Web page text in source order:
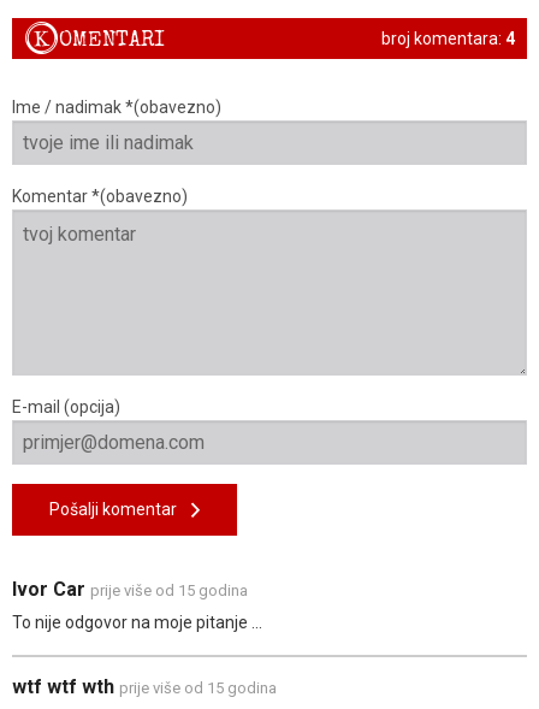
broj komentara: 4
KOMENTARI
Ime / nadimak *(obavezno)
Komentar *(obavezno)
E-mail (opcija)
Pošalji komentar
Ivor Car prije više od 15 godina
To nije odgovor na moje pitanje ...
wtf wtf wth prije više od 15 godina